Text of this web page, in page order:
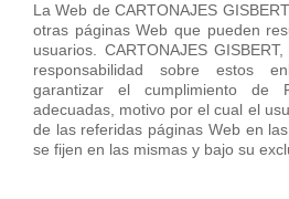
La Web de CARTONAJES
otras páginas Web que pueden
usuarios. CARTONAJES
responsabilidad sobre estos
garantizar el cumplimiento de
adecuadas, motivo por el cual el
de las referidas páginas Web en
se fijen en las mismas y bajo su